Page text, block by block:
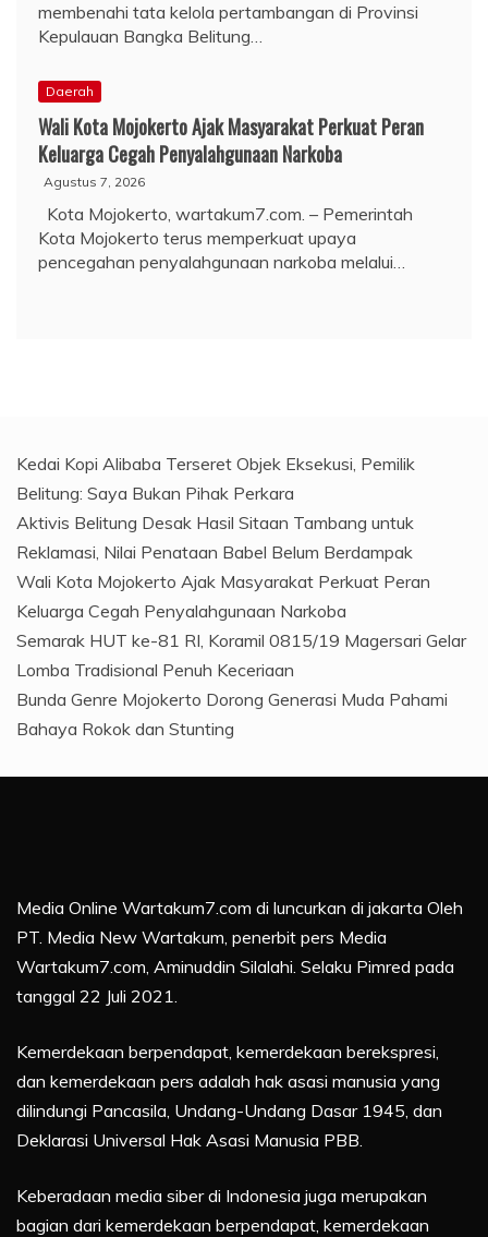
membenahi tata kelola pertambangan di Provinsi
Kepulauan Bangka Belitung…
Daerah
Wali Kota Mojokerto Ajak Masyarakat Perkuat Peran
Keluarga Cegah Penyalahgunaan Narkoba
Agustus 7, 2026
Kota Mojokerto, wartakum7.com. – Pemerintah
Kota Mojokerto terus memperkuat upaya
pencegahan penyalahgunaan narkoba melalui…
Kedai Kopi Alibaba Terseret Objek Eksekusi, Pemilik
Belitung: Saya Bukan Pihak Perkara
Aktivis Belitung Desak Hasil Sitaan Tambang untuk
Reklamasi, Nilai Penataan Babel Belum Berdampak
Wali Kota Mojokerto Ajak Masyarakat Perkuat Peran
Keluarga Cegah Penyalahgunaan Narkoba
Semarak HUT ke-81 RI, Koramil 0815/19 Magersari Gelar
Lomba Tradisional Penuh Keceriaan
Bunda Genre Mojokerto Dorong Generasi Muda Pahami
Bahaya Rokok dan Stunting
Media Online Wartakum7.com di luncurkan di jakarta Oleh
PT. Media New Wartakum, penerbit pers Media
Wartakum7.com, Aminuddin Silalahi. Selaku Pimred pada
tanggal 22 Juli 2021.
Kemerdekaan berpendapat, kemerdekaan berekspresi,
dan kemerdekaan pers adalah hak asasi manusia yang
dilindungi Pancasila, Undang-Undang Dasar 1945, dan
Deklarasi Universal Hak Asasi Manusia PBB.
Keberadaan media siber di Indonesia juga merupakan
bagian dari kemerdekaan berpendapat, kemerdekaan